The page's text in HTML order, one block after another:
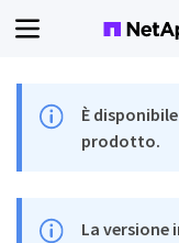
È
prodotto.
La